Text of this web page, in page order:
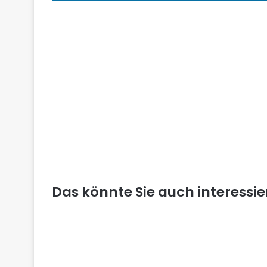
Das könnte Sie auch